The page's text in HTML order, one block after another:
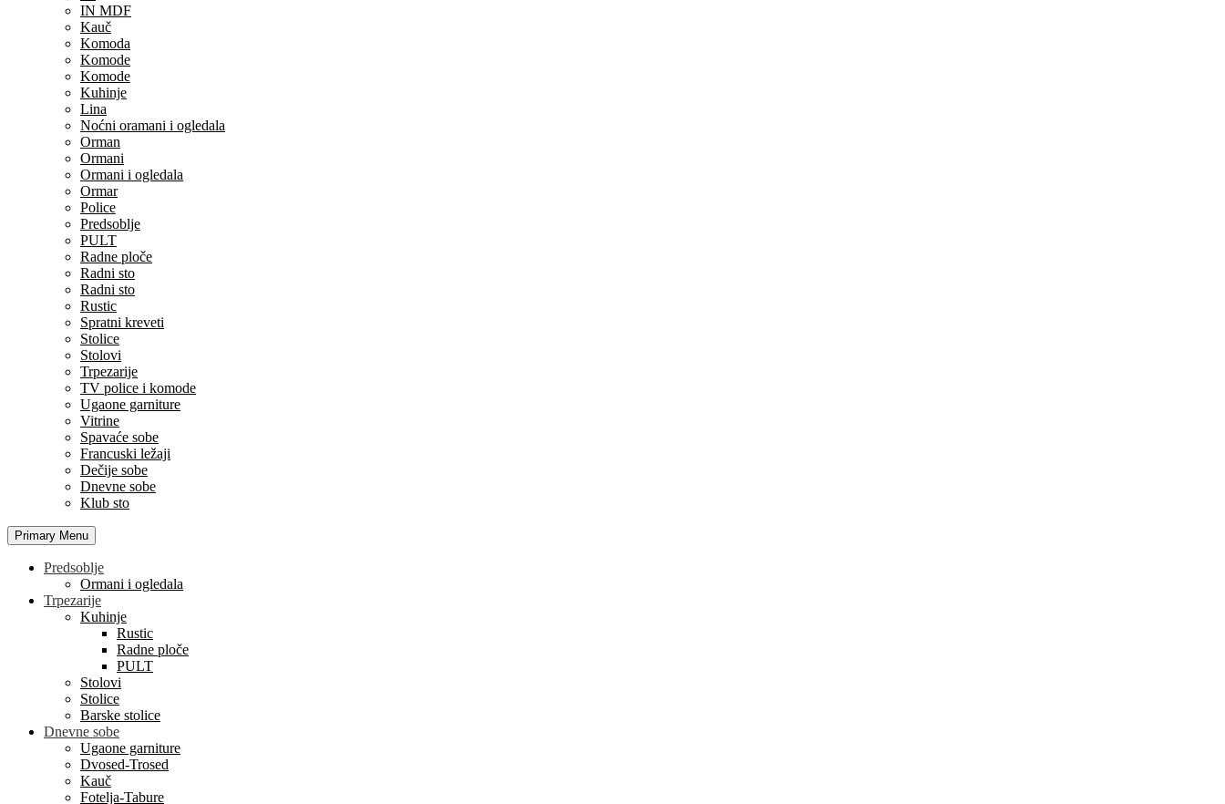
IN MDF
Kauč
Komoda
Komode
Komode
Kuhinje
Lina
Noćni oramani i ogledala
Orman
Ormani
Ormani i ogledala
Ormar
Police
Predsoblje
PULT
Radne ploče
Radni sto
Radni sto
Rustic
Spratni kreveti
Stolice
Stolovi
Trpezarije
TV police i komode
Ugaone garniture
Vitrine
Spavaće sobe
Francuski ležaji
Dečije sobe
Dnevne sobe
Klub sto
Primary Menu
Predsoblje
Ormani i ogledala
Trpezarije
Kuhinje
Rustic
Radne ploče
PULT
Stolovi
Stolice
Barske stolice
Dnevne sobe
Ugaone garniture
Dvosed-Trosed
Kauč
Fotelja-Tabure